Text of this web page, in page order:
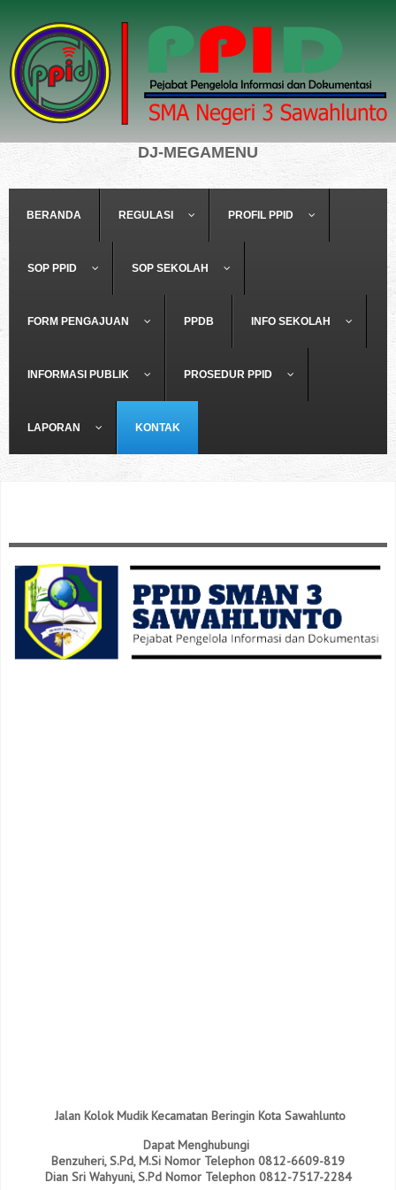
DJ-MEGAMENU
BERANDA REGULASI PROFIL PPID
SOP PPID SOP SEKOLAH
FORM PENGAJUAN PPDB INFO SEKOLAH
INFORMASI PUBLIK PROSEDUR PPID
LAPORAN KONTAK
Jalan Kolok Mudik Kecamatan Beringin Kota Sawahlunto
Dapat Menghubungi
Benzuheri, S.Pd, M.Si Nomor Telephon 0812-6609-819
Dian Sri Wahyuni, S.Pd Nomor Telephon 0812-7517-2284